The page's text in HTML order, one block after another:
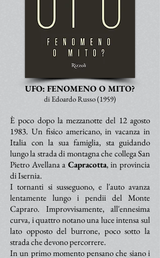
UFO: FENOMENO O MITO?
di Edoardo Russo (1959)
È poco dopo la mezzanotte del 12 agosto
1983. Un fisico americano, in vacanza in
Italia con la sua famiglia, sta guidando
lungo la strada di montagna che collega San
Pietro Avellana a Capracotta, in provincia
di Isernia.
I tornanti si susseguono, e l'auto avanza
lentamente lungo i pendii del Monte
Capraro. Improvvisamente, all'ennesima
curva, i quattro notano una luce intensa sul
lato opposto del burrone, poco sotto la
strada che devono percorrere.
In un primo momento pensano che siano i